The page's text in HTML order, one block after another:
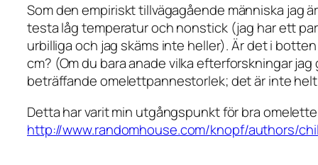
Som den empiriskt tillvägagående människa jag
testa låg temperatur och nonstick (jag har ett
urbilliga och jag skäms inte heller). Är det i
cm? (Om du bara anade vilka efterforskningar jag
beträffande omelettpannestorlek; det är inte
Detta har varit min utgångspunkt för bra
http://www.randomhouse.com/knopf/authors/